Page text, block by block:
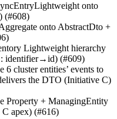
onto
(#608)
onto AbstractDto +
Lightweight hierarchy
identifier→id) (#609)
6 cluster entities’ events to
the DTO (Initiative C)
Property + ManagingEntity
apex) (#616)